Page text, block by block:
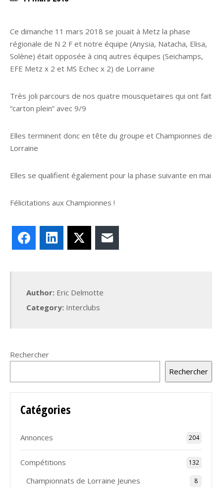
Ce dimanche 11 mars 2018 se jouait à Metz la phase
régionale de N 2 F et notre équipe (Anysia, Natacha, Elisa,
Solène) était opposée à cinq autres équipes (Seichamps,
EFE Metz x 2 et MS Echec x 2) de Lorraine
Très joli parcours de nos quatre mousquetaires qui ont fait
“carton plein” avec 9/9
Elles terminent donc en tête du groupe et Championnes de
Lorraine
Elles se qualifient également pour la phase suivante en mai
Félicitations aux Championnes !
FacebookLinkedIn
Author: Eric Delmotte
Category: Interclubs
Rechercher
Rechercher
Catégories
Annonces 204
Compétitions 132
Championnats de Lorraine Jeunes 8